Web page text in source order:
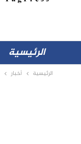
الرئيسية
الرئيسية أخبار